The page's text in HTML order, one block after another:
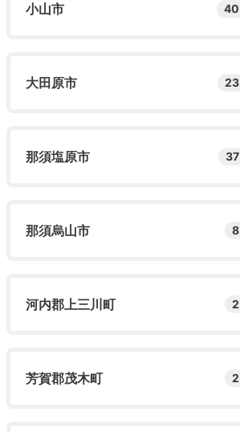
小山市 40
大田原市 23
那須塩原市 37
那須烏山市 8
河内郡上三川町 2
芳賀郡茂木町 2